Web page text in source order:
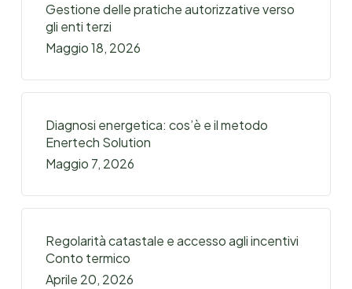
Gestione delle pratiche autorizzative verso
gli enti terzi
Maggio 18, 2026
Diagnosi energetica: cos’è e il metodo
Enertech Solution
Maggio 7, 2026
Regolarità catastale e accesso agli incentivi
Conto termico
Aprile 20, 2026